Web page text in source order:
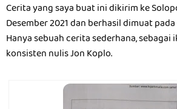
Cerita yang saya buat ini dikirim ke
Desember 2021 dan berhasil dimuat
Hanya sebuah cerita sederhana,
konsisten nulis Jon Koplo.